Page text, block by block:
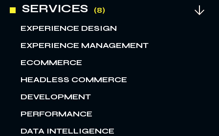
SERVICES
EXPERIENCE DESIGN
EXPERIENCE MANAGEMENT
ECOMMERCE
HEADLESS COMMERCE
DEVELOPMENT
PERFORMANCE
DATA INTELLIGENCE